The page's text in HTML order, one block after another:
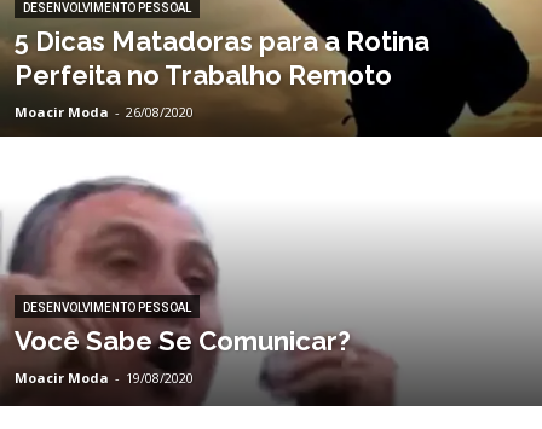
DESENVOLVIMENTO PESSOAL
5 Dicas Matadoras para a Rotina
Perfeita no Trabalho Remoto
Moacir Moda - 26/08/2020
DESENVOLVIMENTO PESSOAL
Você Sabe Se Comunicar?
Moacir Moda - 19/08/2020